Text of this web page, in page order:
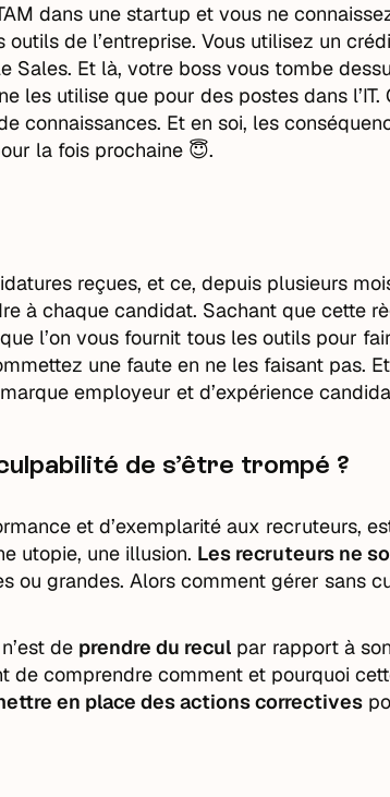
dans une startup et vous ne
de l’entreprise. Vous utilisez un
Sales. Et là, votre boss vous tombe
les utilise que pour des postes dans l’IT.
connaissances. Et en soi, les
la fois prochaine 😇.
reçues, et ce, depuis plusieurs
à chaque candidat. Sachant que cette
l’on vous fournit tous les outils pour
une faute en ne les faisant pas.
employeur et d’expérience
de s’être trompé ?
et d’exemplarité aux recruteurs,
utopie, une illusion. Les recruteurs ne
ou grandes. Alors comment gérer sans
de prendre du recul par rapport à
de comprendre comment et pourquoi
en place des actions correctives